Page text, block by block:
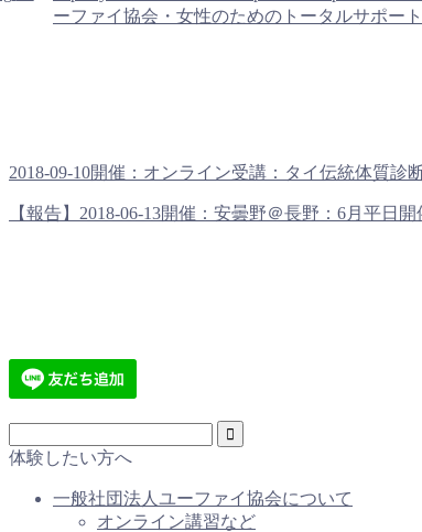
ーファイ協会・女性のためのトータルサポー
2018-09-10開催：オンライン受講：タイ伝統体質診
【報告】2018-06-13開催：安曇野＠長野：6月平日
体験したい方へ
一般社団法人ユーファイ協会について
オンライン講習など